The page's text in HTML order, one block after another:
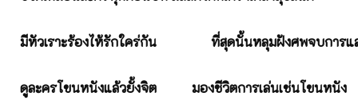
มีหัวเราะร้องไห้รักใคร่กัน ที่สุดนั้นหลุมฝังศพจบการแ
ดูละครโขนหนังแล้วยั้งจิต มองชีวิตการเล่นเช่นโขนหนัง